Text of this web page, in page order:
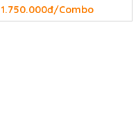
1.750.000đ/Combo